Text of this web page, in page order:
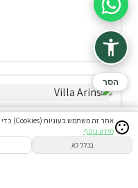
אתר זה משתמש בעוגיות (Cookies) כדי לשפר את חוויית הגלישה שלכם ולהציע תוכן מותאם אישי.
מידע נוסף
בכלל לא
סיוע בהזמנה
הסר